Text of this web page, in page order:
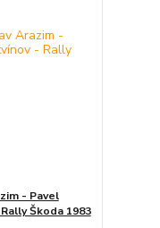
- Pavel
Škoda 1983